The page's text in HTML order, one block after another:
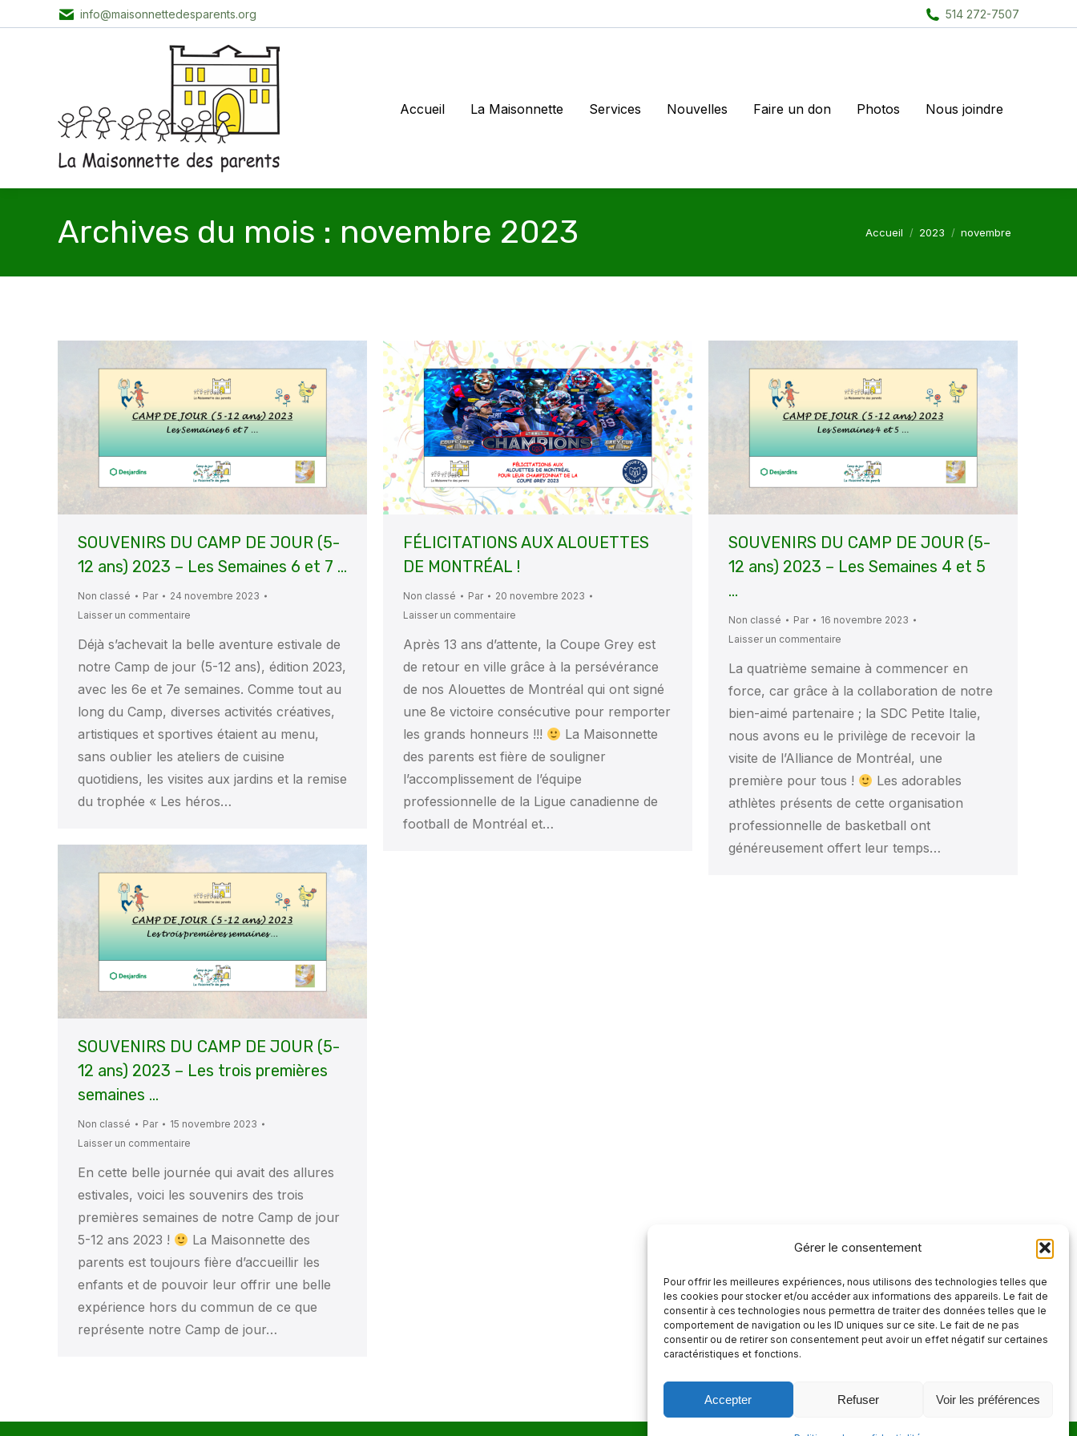
Gérer le consentement
Pour offrir les meilleures expériences, nous utilisons des technologies telles que
les cookies pour stocker et/ou accéder aux informations des appareils. Le fait de
consentir à ces technologies nous permettra de traiter des données telles que le
comportement de navigation ou les ID uniques sur ce site. Le fait de ne pas
consentir ou de retirer son consentement peut avoir un effet négatif sur certaines
caractéristiques et fonctions.
Accepter Refuser Voir les préférences
info@maisonnettedesparents.org 514 272-7507
Accueil La Maisonnette Services Nouvelles Faire un don Photos Nous joindre
Archives du mois : novembre 2023 Vous êtes ici :
Accueil 2023 novembre
SOUVENIRS DU CAMP DE JOUR (5-
12 ans) 2023 – Les Semaines 6 et 7 …
Non classé Par
24 novembre 2023
Laisser un commentaire
Déjà s’achevait la belle aventure estivale de
notre Camp de jour (5-12 ans), édition 2023,
avec les 6e et 7e semaines. Comme tout au
long du Camp, diverses activités créatives,
artistiques et sportives étaient au menu,
sans oublier les ateliers de cuisine
quotidiens, les visites aux jardins et la remise
du trophée « Les héros…
FÉLICITATIONS AUX ALOUETTES
DE MONTRÉAL !
Non classé Par
20 novembre 2023
Laisser un commentaire
Après 13 ans d’attente, la Coupe Grey est
de retour en ville grâce à la persévérance
de nos Alouettes de Montréal qui ont signé
une 8e victoire consécutive pour remporter
les grands honneurs !!!
La Maisonnette
des parents est fière de souligner
l’accomplissement de l’équipe
professionnelle de la Ligue canadienne de
football de Montréal et…
SOUVENIRS DU CAMP DE JOUR (5-
12 ans) 2023 – Les Semaines 4 et 5
…
Non classé Par
16 novembre 2023
Laisser un commentaire
La quatrième semaine à commencer en
force, car grâce à la collaboration de notre
bien-aimé partenaire ; la SDC Petite Italie,
nous avons eu le privilège de recevoir la
visite de l’Alliance de Montréal, une
première pour tous !
Les adorables
athlètes présents de cette organisation
professionnelle de basketball ont
généreusement offert leur temps…
SOUVENIRS DU CAMP DE JOUR (5-
12 ans) 2023 – Les trois premières
semaines …
Non classé Par
15 novembre 2023
Laisser un commentaire
En cette belle journée qui avait des allures
estivales, voici les souvenirs des trois
premières semaines de notre Camp de jour
5-12 ans 2023 !
La Maisonnette des
parents est toujours fière d’accueillir les
enfants et de pouvoir leur offrir une belle
expérience hors du commun de ce que
représente notre Camp de jour…